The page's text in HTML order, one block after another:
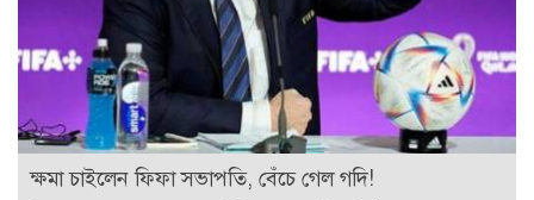
ক্ষমা চাইলেন ফিফা সভাপতি, বেঁচে গেল গদি!